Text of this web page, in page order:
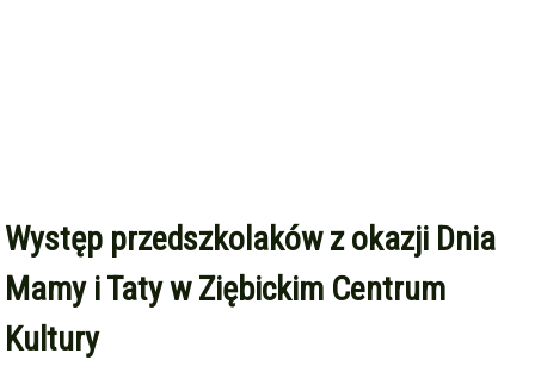
Występ przedszkolaków z okazji Dnia
Mamy i Taty w Ziębickim Centrum
Kultury